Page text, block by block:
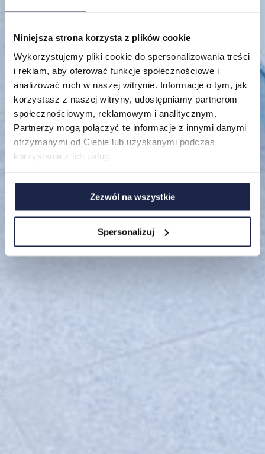
Niniejsza strona korzysta z plików cookie
Wykorzystujemy pliki cookie do spersonalizowania treści
i reklam, aby oferować funkcje społecznościowe i
analizować ruch w naszej witrynie. Informacje o tym, jak
korzystasz z naszej witryny, udostępniamy partnerom
społecznościowym, reklamowym i analitycznym.
Partnerzy mogą połączyć te informacje z innymi danymi
otrzymanymi od Ciebie lub uzyskanymi podczas
korzystania z ich usług.
Zezwól na wszystkie
Spersonalizuj
Lokalizacje
Mieszkania
O nas
FAQ